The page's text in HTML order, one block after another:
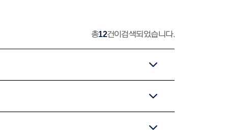
총12건이 검색되었습니다.